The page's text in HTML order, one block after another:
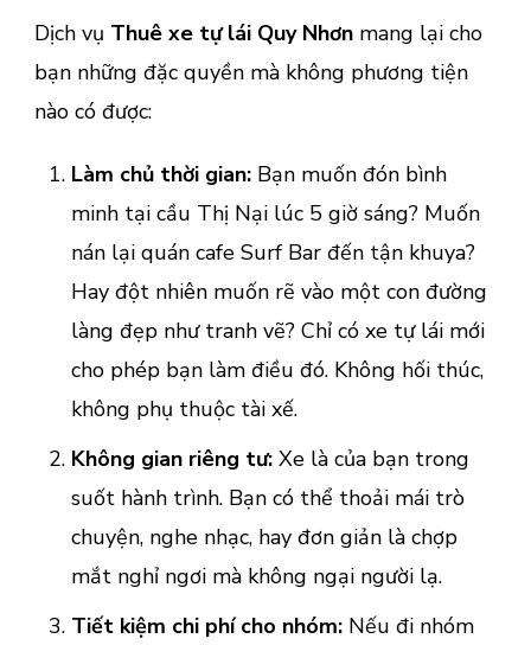
Dịch vụ Thuê xe tự lái Quy Nhơn mang lại cho
bạn những đặc quyền mà không phương tiện
nào có được:
Làm chủ thời gian:Bạn muốn đón bình
minh tại cầu Thị Nại lúc 5 giờ sáng? Muốn
nán lại quán cafe Surf Bar đến tận khuya?
Hay đột nhiên muốn rẽ vào một con đường
làng đẹp như tranh vẽ? Chỉ có xe tự lái mới
cho phép bạn làm điều đó. Không hối thúc,
không phụ thuộc tài xế.
Không gian riêng tư:Xe là của bạn trong
suốt hành trình. Bạn có thể thoải mái trò
chuyện, nghe nhạc, hay đơn giản là chợp
mắt nghỉ ngơi mà không ngại người lạ.
Tiết kiệm chi phí cho nhóm:Nếu đi nhóm